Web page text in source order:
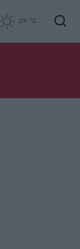
29 °C